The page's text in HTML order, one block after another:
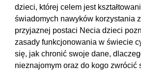
dzieci, której celem jest
świadomych nawyków korzystania
przyjaznej postaci Necia dzieci
zasady funkcjonowania w świecie
się, jak chronić swoje dane,
nieznajomym oraz do kogo zwrócić